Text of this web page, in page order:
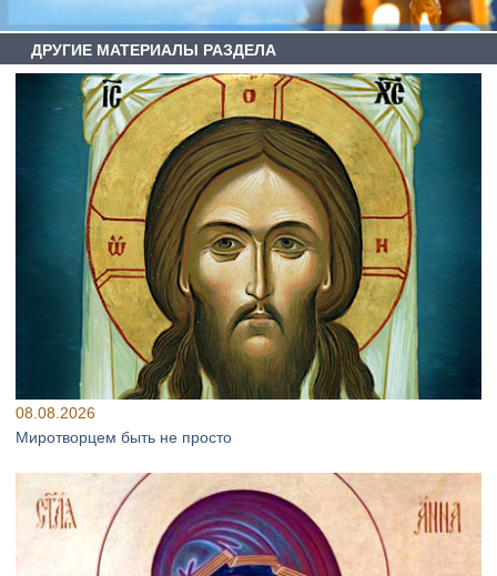
ДРУГИЕ МАТЕРИАЛЫ РАЗДЕЛА
08.08.2026
Миротворцем быть не просто